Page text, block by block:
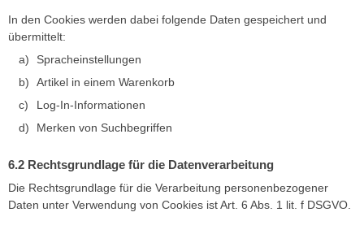
In den Cookies werden dabei folgende Daten gespeichert und
übermittelt:
Spracheinstellungen
Artikel in einem Warenkorb
Log-In-Informationen
Merken von Suchbegriffen
Rechtsgrundlage für die Datenverarbeitung
Die Rechtsgrundlage für die Verarbeitung personenbezogener
Daten unter Verwendung von Cookies ist Art. 6 Abs. 1 lit. f DSGVO.